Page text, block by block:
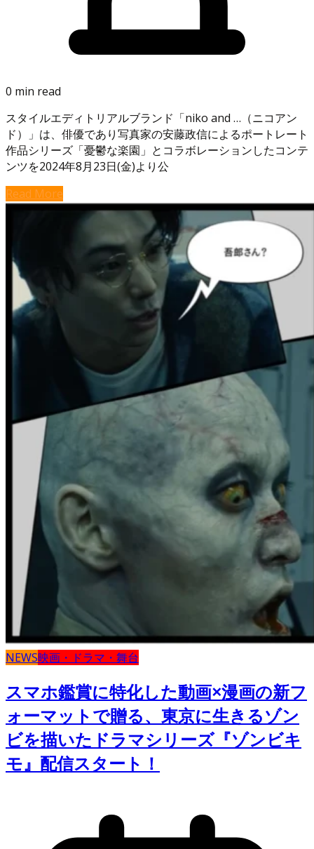
0 min read
スタイルエディトリアルブランド「niko and …（ニコアン
ド）」は、俳優であり写真家の安藤政信によるポートレート
作品シリーズ「憂鬱な楽園」とコラボレーションしたコンテ
ンツを2024年8月23日(金)より公
Read More
NEWS映画・ドラマ・舞台
スマホ鑑賞に特化した動画×漫画の新フ
ォーマットで贈る、東京に生きるゾン
ビを描いたドラマシリーズ『ゾンビキ
モ』配信スタート！